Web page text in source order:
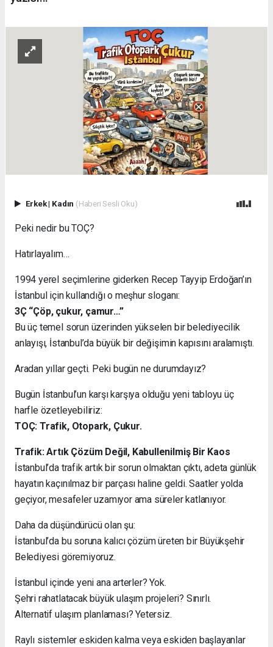
Erkek| Kadın (Haberi Sesli Oku)
Peki nedir bu TOÇ?
Hatırlayalım…
1994 yerel seçimlerine giderken Recep Tayyip Erdoğan’ın
İstanbul için kullandığı o meşhur sloganı:
3Ç “Çöp, çukur, çamur…”
Bu üç temel sorun üzerinden yükselen bir belediyecilik
anlayışı, İstanbul’da büyük bir değişimin kapısını aralamıştı.
Aradan yıllar geçti. Peki bugün ne durumdayız?
Bugün İstanbul’un karşı karşıya olduğu yeni tabloyu üç
harfle özetleyebiliriz:
TOÇ: Trafik, Otopark, Çukur.
Trafik: Artık Çözüm Değil, Kabullenilmiş Bir Kaos
İstanbul’da trafik artık bir sorun olmaktan çıktı, adeta günlük
hayatın kaçınılmaz bir parçası haline geldi. Saatler yolda
geçiyor, mesafeler uzamıyor ama süreler katlanıyor.
Daha da düşündürücü olan şu:
İstanbul’da bu soruna kalıcı çözüm üreten bir Büyükşehir
Belediyesi göremiyoruz.
İstanbul içinde yeni ana arterler? Yok.
Şehri rahatlatacak büyük ulaşım projeleri? Sınırlı.
Alternatif ulaşım planlaması? Yetersiz.
Raylı sistemler eskiden kalma veya eskiden başlayanlar